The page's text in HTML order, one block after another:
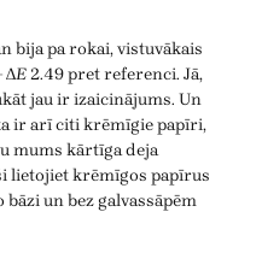
bija pa rokai, vistuvākais
ΔE2.49 pret referenci. Jā,
jau ir izaicinājums. Un
ir arī citi krēmīgie papīri,
mums kārtīga deja
lietojiet krēmīgos papīrus
un bez galvassāpēm